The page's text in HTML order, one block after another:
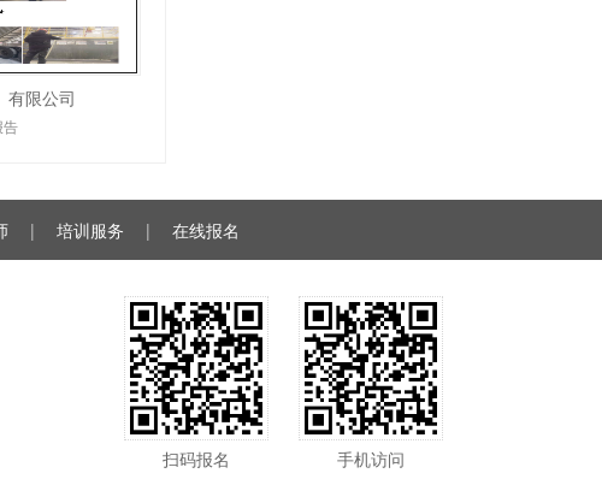
有限公司
告
| 培训服务 | 在线报名
扫码报名 手机访问